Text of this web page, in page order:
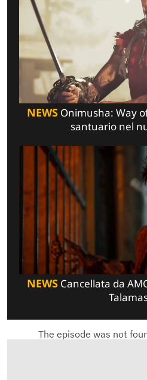
NEWSOnimusha: Way
santuario nel
NEWSCancellata da